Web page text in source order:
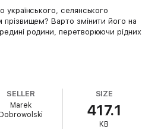
селянського
Варто змінити його на
родини, перетворюючи рідних
SELLER
Marek
Dobrowolski
SIZE
417.1
KB